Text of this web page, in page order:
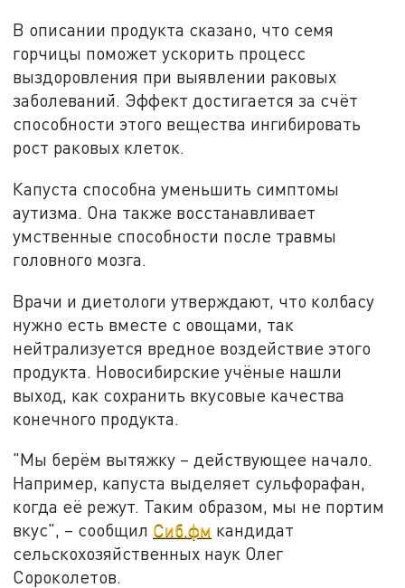
В описании продукта сказано, что семя
горчицы поможет ускорить процесс
выздоровления при выявлении раковых
заболеваний. Эффект достигается за счёт
способности этого вещества ингибировать
рост раковых клеток.
Капуста способна уменьшить симптомы
аутизма. Она также восстанавливает
умственные способности после травмы
головного мозга.
Врачи и диетологи утверждают, что колбасу
нужно есть вместе с овощами, так
нейтрализуется вредное воздействие этого
продукта. Новосибирские учёные нашли
выход, как сохранить вкусовые качества
конечного продукта.
"Мы берём вытяжку – действующее начало.
Например, капуста выделяет сульфорафан,
когда её режут. Таким образом, мы не портим
вкус", – сообщил Сиб.фм кандидат
сельскохозяйственных наук Олег
Сороколетов.